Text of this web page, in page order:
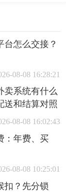
台怎么交接？
08-08 16:28:21
卖系统有什么
送和结算对照
08-08 16:02:43
：年费、买
08-08 10:25:01
扣？先分锁